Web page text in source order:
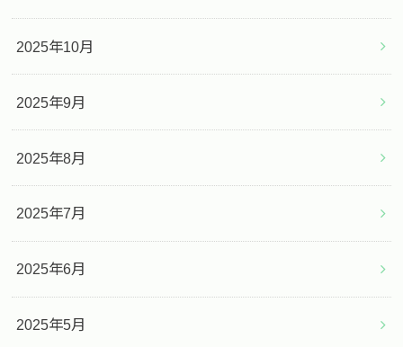
2025年10月
2025年9月
2025年8月
2025年7月
2025年6月
2025年5月